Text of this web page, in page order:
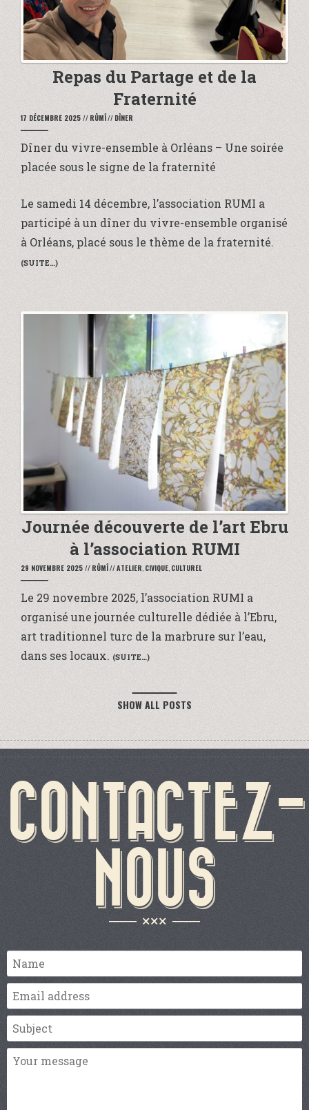
Repas du Partage et de la
Fraternité
17 DÉCEMBRE 2025 // RÛMÎ// DÎNER
Dîner du vivre-ensemble à Orléans – Une soirée
placée sous le signe de la fraternité
Le samedi 14 décembre, l’association RUMI a
participé à un dîner du vivre-ensemble organisé
à Orléans, placé sous le thème de la fraternité.
(SUITE…)
Journée découverte de l’art Ebru
à l’association RUMI
29 NOVEMBRE 2025 // RÛMÎ//ATELIER CIVIQUE CULTUREL
Le 29 novembre 2025, l’association RUMI a
organisé une journée culturelle dédiée à l’Ebru,
art traditionnel turc de la marbrure sur l’eau,
dans ses locaux. (SUITE…)
SHOW ALL POSTS
CONTACTEZ-
NOUS
×××